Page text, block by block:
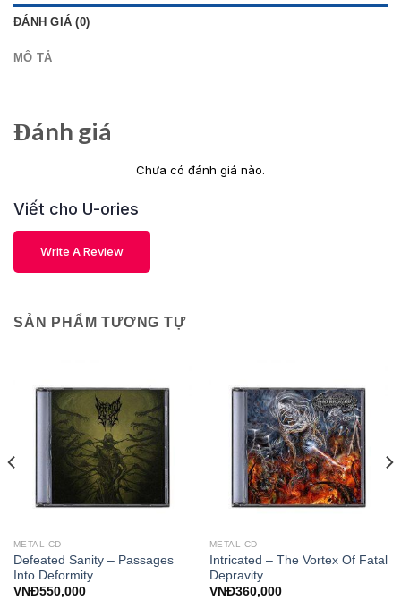
ĐÁNH GIÁ (0)
MÔ TẢ
Đánh giá
Chưa có đánh giá nào.
Viết cho U-ories
Write A Review
SẢN PHẨM TƯƠNG TỰ
METAL CD
Defeated Sanity – Passages
Into Deformity
VNĐ550,000
METAL CD
Intricated – The Vortex Of Fatal
Depravity
VNĐ360,000